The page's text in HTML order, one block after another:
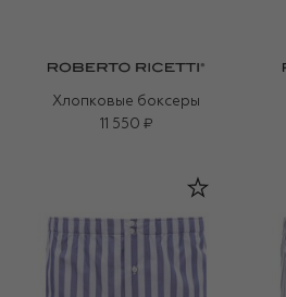
Хлопковые боксеры
11 550 ₽